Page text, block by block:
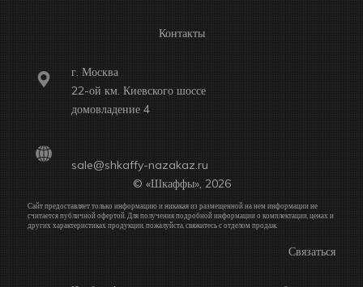
Контакты
г. Москва
22-ой км. Киевского шоссе
домовладение 4
sale@shkaffy-nazakaz.ru
© «Шкаффы», 2026
Сайт предоставляет только информацию и никакая из размещенной на нем информации не
считается публичной офертой. Для получения подробной информации о комплектации, ценах и
других характеристиках продукции, пожалуйста, свяжитесь с отделом продаж.
Связаться